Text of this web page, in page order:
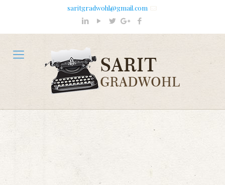
saritgradwohl@gmail.com